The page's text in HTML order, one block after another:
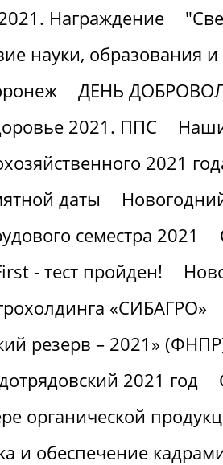
Награждение
науки, образования и
ДЕНЬ
2021. ППС
2021
даты
семестра 2021
- тест пройден!
«СИБАГРО»
резерв – 2021»
2021 год
органической
и обеспечение